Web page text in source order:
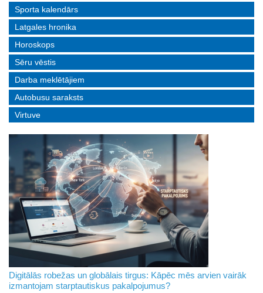
Sporta kalendārs
Latgales hronika
Horoskops
Sēru vēstis
Darba meklētājiem
Autobusu saraksts
Virtuve
Digitālās robežas un globālais tirgus: Kāpēc mēs arvien vairāk
izmantojam starptautiskus pakalpojumus?